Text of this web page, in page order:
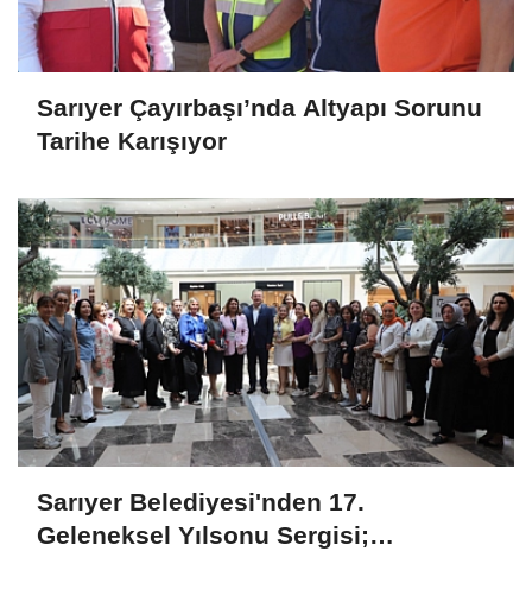
Sarıyer Çayırbaşı’nda Altyapı Sorunu
Tarihe Karışıyor
Sarıyer Belediyesi'nden 17.
Geleneksel Yılsonu Sergisi;